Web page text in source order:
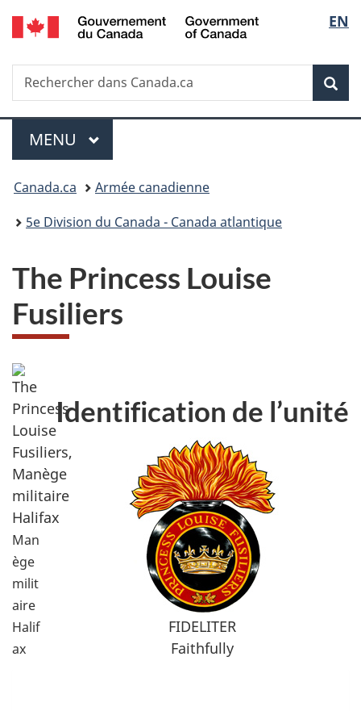
Passer
au
principal
Passer
à
Au
du
Passer
à
version
simplifiée
de
la
EN
Recherche
Rechercher
dans
Menu
MENU PRINCIPAL
Vous
êtes
Canada.ca
Armée canadienne
5e Division du Canada - Canada atlantique
The Princess Louise
Fusiliers
Identification de l’unité
FIDELITER
Faithfully
Man
ège
milit
aire
Halif
ax